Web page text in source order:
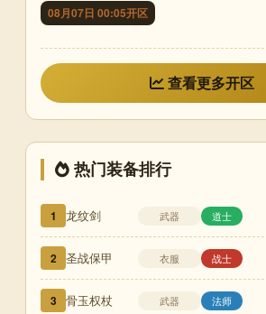
08月07日 00:05开区
查看更多开区
热门装备排行
1 龙纹剑 武器 道士
2 圣战保甲 衣服 战士
3 骨玉权杖 武器 法师